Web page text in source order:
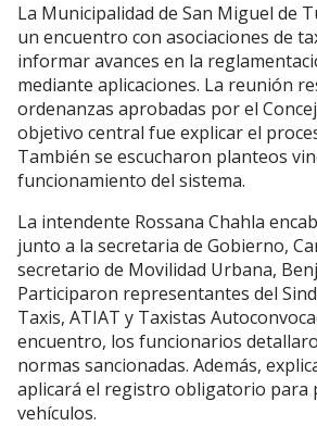
La Municipalidad de San Miguel de
un encuentro con asociaciones de
informar avances en la
mediante aplicaciones. La reunión
ordenanzas aprobadas por el
objetivo central fue explicar el
También se escucharon planteos
funcionamiento del sistema.
La intendente Rossana Chahla
junto a la secretaria de Gobierno,
secretario de Movilidad Urbana,
Participaron representantes del
Taxis, ATIAT y Taxistas
encuentro, los funcionarios
normas sancionadas. Además,
aplicará el registro obligatorio para
vehículos.